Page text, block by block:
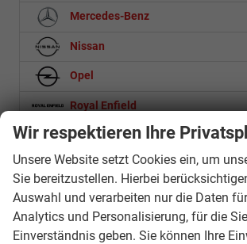
Mercedes-Benz
Nissan
Opel
Royal Enfield
Seat
Skoda
Suzuki
Across
Wir respektieren Ihre
Unsere Website setzt Cookies ein, um
Sie bereitzustellen. Hierbei
Auswahl und verarbeiten nur die Daten
Analytics und Personalisierung, für die
Einverständnis geben. Sie können Ihre